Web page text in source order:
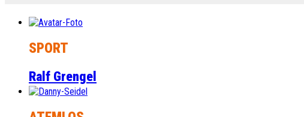
SPORT
Ralf Grengel